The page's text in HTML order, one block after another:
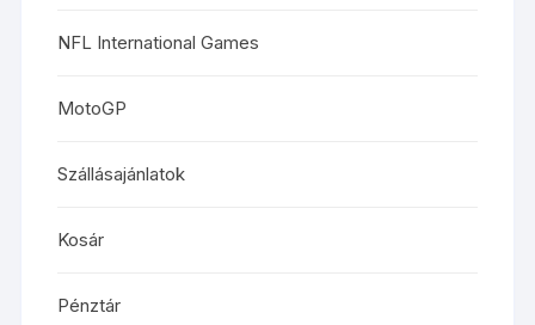
NFL International Games
MotoGP
Szállásajánlatok
Kosár
Pénztár